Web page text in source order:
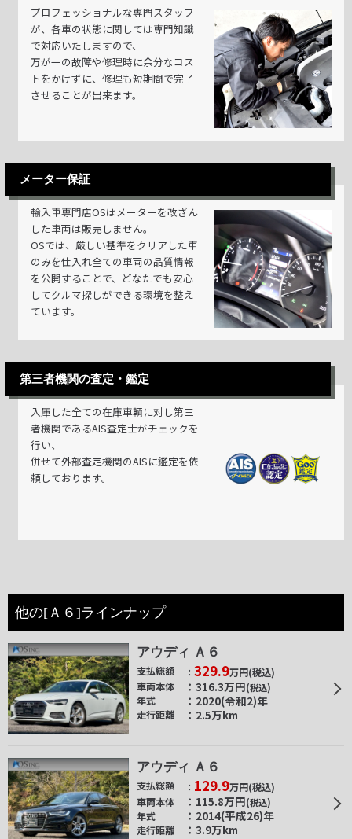
プロフェッショナルな専門スタッフ
が、各車の状態に関しては専門知識
で対応いたしますので、
万が一の故障や修理時に余分なコス
トをかけずに、修理も短期間で完了
させることが出来ます。
メーター保証
輸入車専門店OSはメーターを改ざん
した車両は販売しません。
OSでは、厳しい基準をクリアした車
のみを仕入れ全ての車両の品質情報
を公開することで、どなたでも安心
してクルマ探しができる環境を整え
ています。
第三者機関の査定・鑑定
入庫した全ての在庫車輌に対し第三
者機関であるAIS査定士がチェックを
行い、
併せて外部査定機関のAISに鑑定を依
頼しております。
他の[Ａ６]ラインナップ
アウディ Ａ６
支払総額 329.9万円(税込)
車両本体
316.3万円(税込)
年式 2020(令和2)年
走行距離 2.5万km
アウディ Ａ６
支払総額 129.9万円(税込)
車両本体
115.8万円(税込)
年式 2014(平成26)年
走行距離 3.9万km